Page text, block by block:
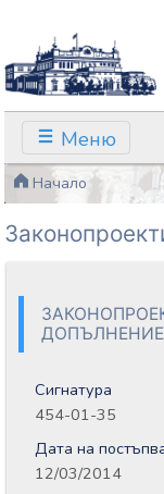
Меню
Начало
ДОПЪЛНЕНИЕ
Сигнатура
454-01-35
Дата на
12/03/2014